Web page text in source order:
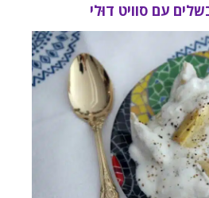
עם סוויט דוּלי